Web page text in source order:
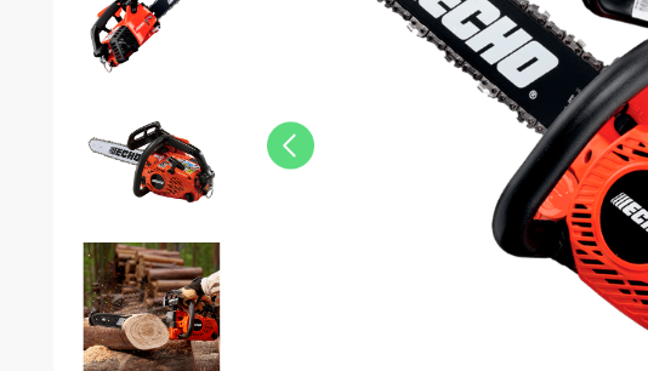
7.
refrigeradora
8.
celulares
cocina
congelador